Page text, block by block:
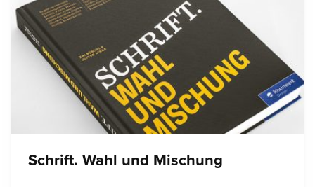
Schrift. Wahl und Mischung